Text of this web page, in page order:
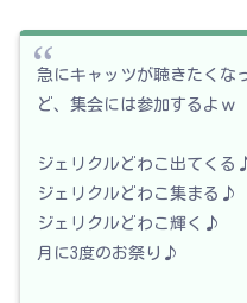
急にキャッツが聴きたくな
ど、集会には参加するよｗ
ジェリクルどわこ出てくる
ジェリクルどわこ集まる♪
ジェリクルどわこ輝く♪
月に3度のお祭り♪